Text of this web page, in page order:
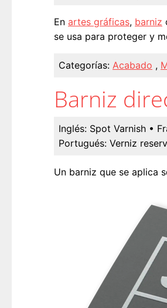
En artes gráficas, barniz
se usa para proteger y
Categorías: Acabado ,
Barniz
Inglés: Spot Varnish •
Portugués: Verniz
Un barniz que se aplica